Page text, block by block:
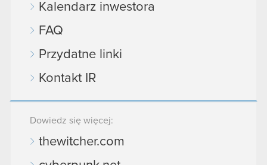
Kalendarz inwestora
FAQ
Przydatne linki
Kontakt IR
Dowiedz się więcej:
thewitcher.com